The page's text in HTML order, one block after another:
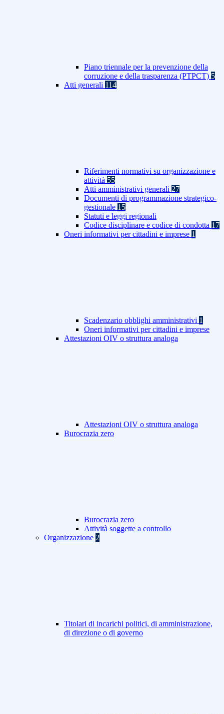
Piano triennale per la prevenzione della
corruzione e della trasparenza (PTPCT) 5
Atti generali 114
Riferimenti normativi su organizzazione e
attività 55
Atti amministrativi generali 27
Documenti di programmazione strategico-
gestionale 15
Statuti e leggi regionali
Codice disciplinare e codice di condotta 17
Oneri informativi per cittadini e imprese 1
Scadenzario obblighi amministrativi 1
Oneri informativi per cittadini e imprese
Attestazioni OIV o struttura analoga
Attestazioni OIV o struttura analoga
Burocrazia zero
Burocrazia zero
Attività soggette a controllo
Organizzazione 2
Titolari di incarichi politici, di amministrazione,
di direzione o di governo